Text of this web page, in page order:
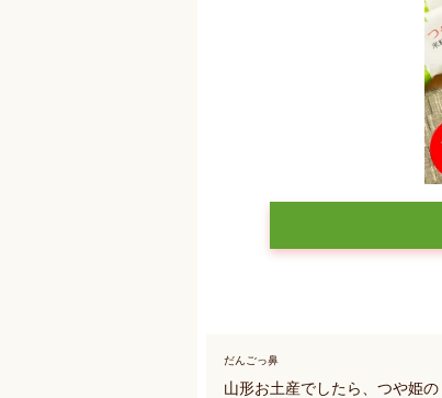
だんごっ鼻
山形お土産でしたら、つや姫